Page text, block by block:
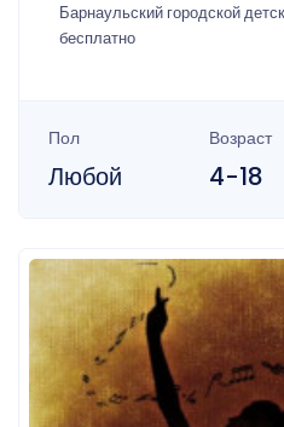
Барнаульский городской
бесплатно
Пол
Любой
Возраст
4-18